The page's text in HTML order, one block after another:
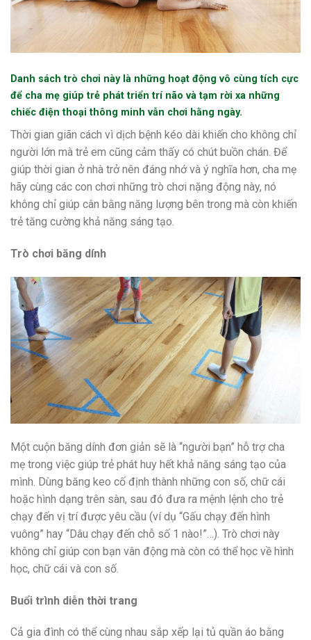
Danh sách trò chơi này là những hoạt động vô cùng tích cực
để cha mẹ giúp trẻ phát triển trí não và tạm rời xa những
chiếc điện thoại thông minh vẫn chơi hằng ngày.
Thời gian giãn cách vì dịch bệnh kéo dài khiến cho không chỉ
người lớn mà trẻ em cũng cảm thấy có chút buồn chán. Để
giúp thời gian ở nhà trở nên đáng nhớ và ý nghĩa hơn, cha mẹ
hãy cùng các con chơi những trò chơi nặng động này, nó
không chỉ giúp cân bằng năng lượng bên trong mà còn khiến
trẻ tăng cường khả năng sáng tạo.
Trò chơi băng dính
Một cuộn băng dính đơn giản sẽ là “người bạn” hỗ trợ cha
mẹ trong việc giúp trẻ phát huy hết khả năng sáng tạo của
mình. Dùng băng keo cố định thành những con số, chữ cái
hoặc hình dạng trên sàn, sau đó đưa ra mệnh lệnh cho trẻ
chạy đến vị trí được yêu cầu (ví dụ “Gấu chạy đến hình
vuông” hay “Dâu chạy đến chỗ số 1 nào!”…). Trò chơi này
không chỉ giúp con bạn vân động mà còn có thể học về hình
học, chữ cái và con số.
Buổi trình diễn thời trang
Cả gia đình có thể cùng nhau sắp xếp lại tủ quần áo bằng